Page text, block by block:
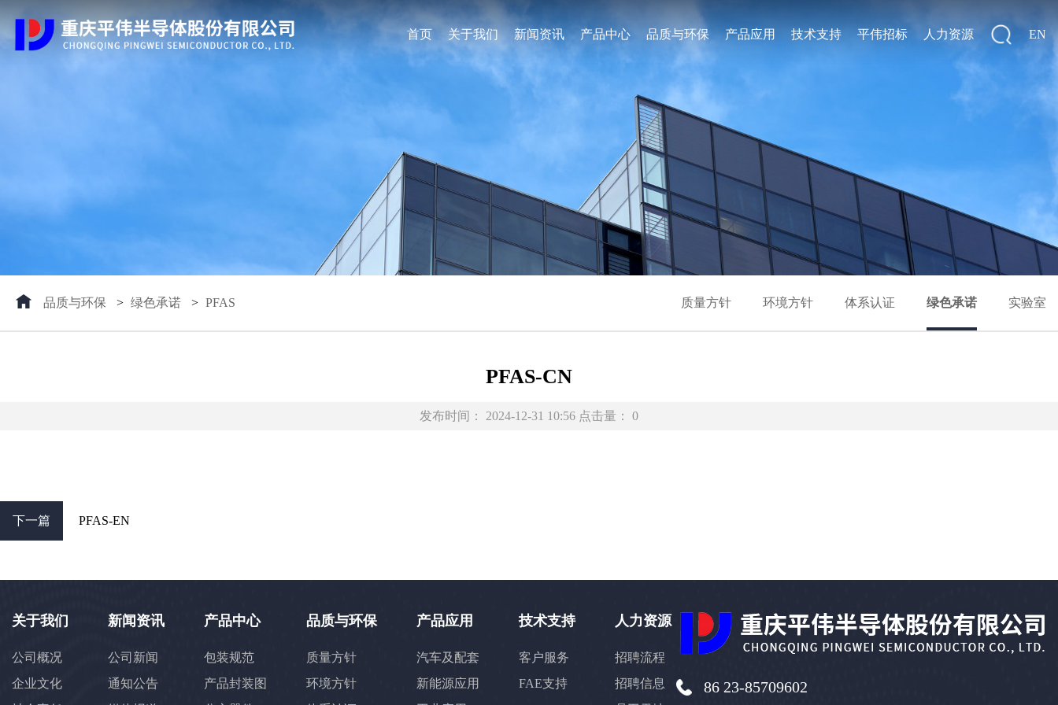
首页 关于我们 新闻资讯 产品中心 品质与环保 产品应用 技术支持 平伟招标 人力资源 EN
品质与环保 > 绿色承诺 > PFAS 质量方针 环境方针 体系认证 绿色承诺 实验室
PFAS-CN
发布时间： 2024-12-31 10:56 点击量： 0
下一篇 PFAS-EN
关于我们
公司概况
企业文化
新闻资讯
公司新闻
通知公告
产品中心
包装规范
产品封装图
品质与环保
质量方针
环境方针
产品应用
汽车及配套
新能源应用
技术支持
客户服务
FAE支持
人力资源
招聘流程
招聘信息
86 23-85709602